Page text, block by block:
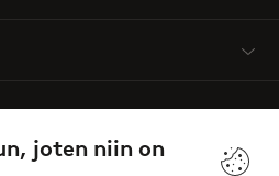
joten niin on